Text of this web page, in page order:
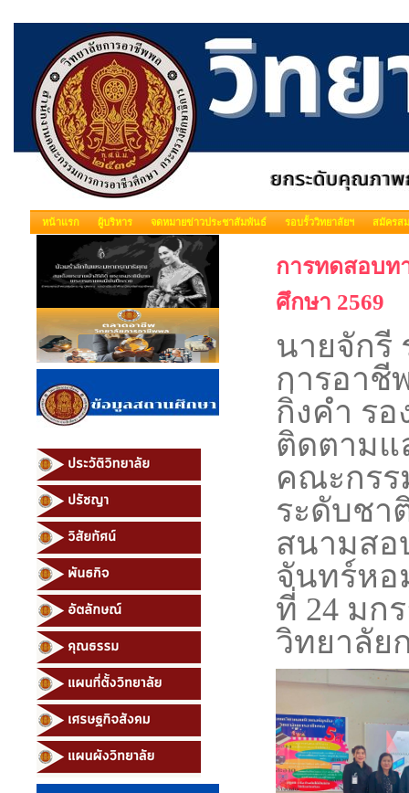
หน้าแรก ผู้บริหาร จดหมายข่าวประชาสัมพันธ์ รอบรั้ววิทยาลัยฯ สมัครส
การทดสอบท
ศึกษา 2569
นายจักรี
การอาชี
กิ่งคำ ร
ติดตามแ
คณะกรร
ระดับชา
สนามสอ
จันทร์หอ
ที่ 24 มก
วิทยาลัย